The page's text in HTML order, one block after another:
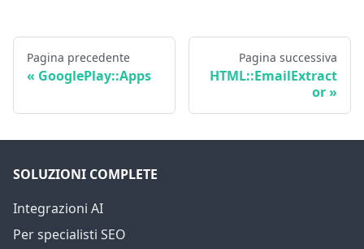
Pagina precedente
GooglePlay::Apps
Pagina successiva
HTML::EmailExtract
or
SOLUZIONI COMPLETE
Integrazioni AI
Per specialisti SEO